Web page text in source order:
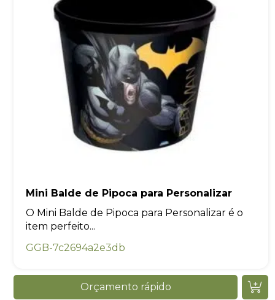
Mini Balde de Pipoca para Personalizar
O Mini Balde de Pipoca para Personalizar é o
item perfeito...
GGB-7c2694a2e3db
Orçamento rápido